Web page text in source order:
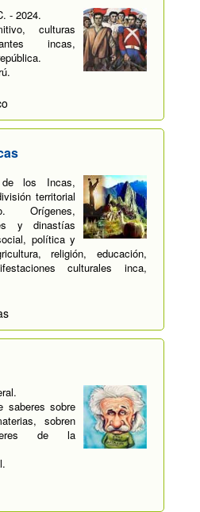
- 2024.
culturas
incas,
de los Incas,
territorial
Orígenes,
y dinastías
política y
religión, educación,
culturales inca,
saberes sobre
sobren
de la